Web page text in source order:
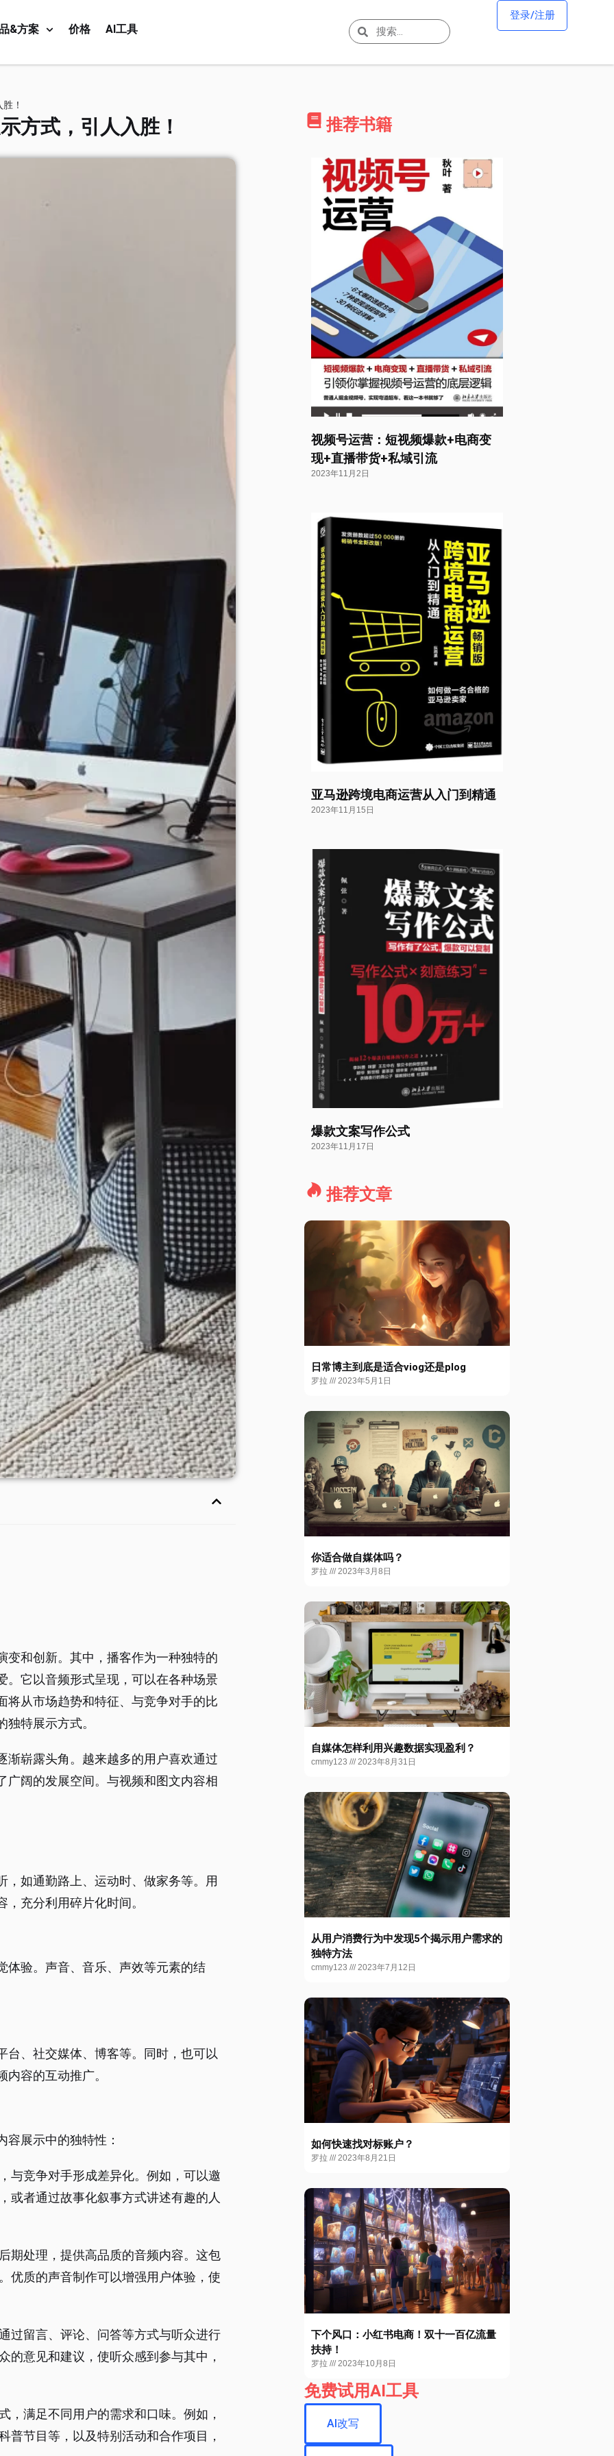
&方案 价格 AI工具
登录/注册
！
方式，引人入胜！
变和创新。其中，播客作为一种独特的
。它以音频形式呈现，可以在各种场景
将从市场趋势和特征、与竞争对手的比
特展示方式。
渐崭露头角。越来越多的用户喜欢通过
广阔的发展空间。与视频和图文内容相
如通勤路上、运动时、做家务等。用
充分利用碎片化时间。
体验。声音、音乐、声效等元素的结
台、社交媒体、博客等。同时，也可以
容的互动推广。
展示中的独特性：
与竞争对手形成差异化。例如，可以邀
或者通过故事化叙事方式讲述有趣的人
期处理，提供高品质的音频内容。这包
优质的声音制作可以增强用户体验，使
过留言、评论、问答等方式与听众进行
的意见和建议，使听众感到参与其中，
，满足不同用户的需求和口味。例如，
普节目等，以及特别活动和合作项目，
推荐书籍
视频号运营：短视频爆款+电商变
现+直播带货+私域引流
2023年11月2日
亚马逊跨境电商运营从入门到精通
2023年11月15日
爆款文案写作公式
2023年11月17日
推荐文章
日常博主到底是适合viog还是plog
罗拉 2023年5月1日
你适合做自媒体吗？
罗拉 2023年3月8日
自媒体怎样利用兴趣数据实现盈利？
cmmy123 2023年8月31日
从用户消费行为中发现5个揭示用户需求的
独特方法
cmmy123 2023年7月12日
如何快速找对标账户？
罗拉 2023年8月21日
下个风口：小红书电商！双十一百亿流量
扶持！
罗拉 2023年10月8日
免费试用AI工具
AI改写